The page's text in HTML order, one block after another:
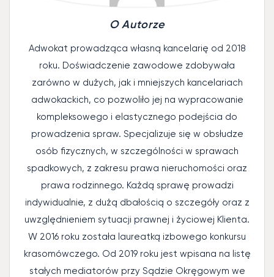
O Autorze
Adwokat prowadząca własną kancelarię od 2018
roku. Doświadczenie zawodowe zdobywała
zarówno w dużych, jak i mniejszych kancelariach
adwokackich, co pozwoliło jej na wypracowanie
kompleksowego i elastycznego podejścia do
prowadzenia spraw. Specjalizuje się w obsłudze
osób fizycznych, w szczególności w sprawach
spadkowych, z zakresu prawa nieruchomości oraz
prawa rodzinnego. Każdą sprawę prowadzi
indywidualnie, z dużą dbałością o szczegóły oraz z
uwzględnieniem sytuacji prawnej i życiowej Klienta.
W 2016 roku została laureatką izbowego konkursu
krasomówczego. Od 2019 roku jest wpisana na listę
stałych mediatorów przy Sądzie Okręgowym we